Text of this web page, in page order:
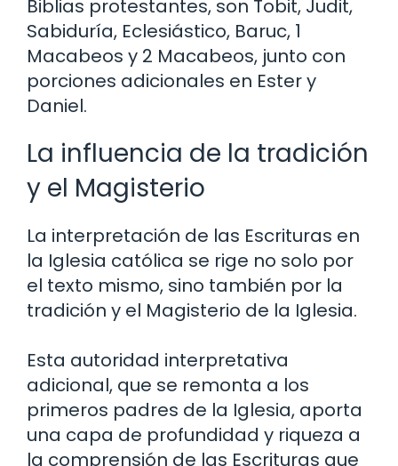
Biblias protestantes, son Tobit, Judit,
Sabiduría, Eclesiástico, Baruc, 1
Macabeos y 2 Macabeos, junto con
porciones adicionales en Ester y
Daniel.
La influencia de la tradición
y el Magisterio
La interpretación de las Escrituras en
la Iglesia católica se rige no solo por
el texto mismo, sino también por la
tradición y el Magisterio de la Iglesia.
Esta autoridad interpretativa
adicional, que se remonta a los
primeros padres de la Iglesia, aporta
una capa de profundidad y riqueza a
la comprensión de las Escrituras que